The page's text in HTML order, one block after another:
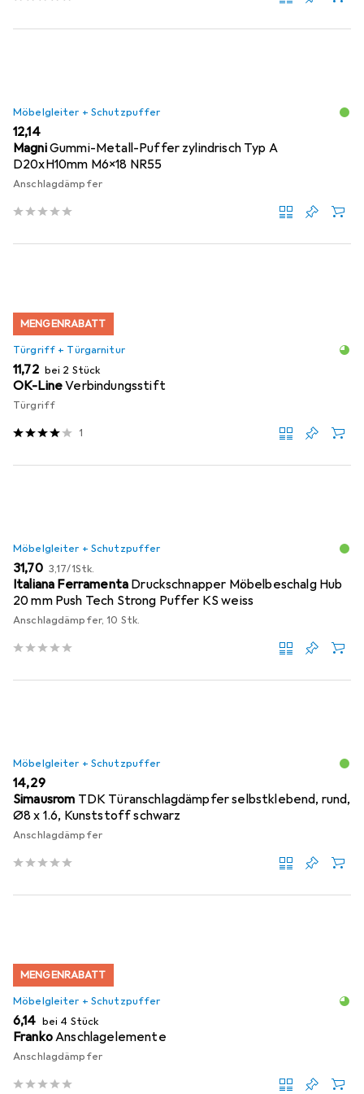
Möbelgleiter + Schutzpuffer
EUR
12,14
MagniGummi-Metall-Puffer zylindrisch Typ A
D20xH10mm M6x18 NR55
Anschlagdämpfer
MENGENRABATT
Türgriff + Türgarnitur
EUR
11,72 bei 2 Stück
OK-LineVerbindungsstift
Türgriff
1
Möbelgleiter + Schutzpuffer
EUR
31,70 EUR
3,17/1Stk.
Italiana Ferramenta Druckschnapper Möbelbeschalg Hub
20 mm Push Tech Strong Puffer KS weiss
Anschlagdämpfer, 10 Stk.
Möbelgleiter + Schutzpuffer
EUR
14,29
Simausrom TDK Türanschlagdämpfer selbstklebend, rund,
Ø8 x 1.6, Kunststoff schwarz
Anschlagdämpfer
MENGENRABATT
Möbelgleiter + Schutzpuffer
EUR
6,14 bei 4 Stück
FrankoAnschlagelemente
Anschlagdämpfer